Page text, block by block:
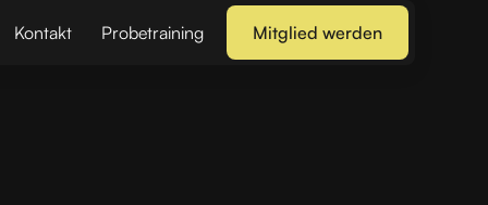
Kontakt Probetraining Mitglied werden